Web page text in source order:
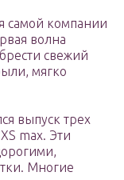
самой компании
волна
свежий
мягко
выпуск трех
max. Эти
Многие